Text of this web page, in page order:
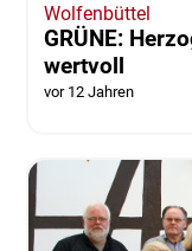
Wolfenbüttel
GRÜNE:
wertvoll
vor 12 Jahren